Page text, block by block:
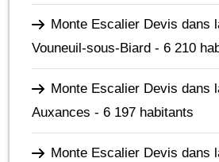
Monte Escalier Devis dans
Vouneuil-sous-Biard - 6 210
Monte Escalier Devis dans
Auxances - 6 197 habitants
Monte Escalier Devis dans